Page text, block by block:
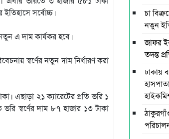
সর্বোচ্চ।
এ দাম কার্যকর হবে।
স্বর্ণের নতুন দাম নির্ধারণ করা
এছাড়া ২১ ক্যারেটের প্রতি ভরি ১
স্বর্ণের দাম ৮৭ হাজার ১৩ টাকা
চা
নতুন
জাফর
তদন্ত
ঢাকায়